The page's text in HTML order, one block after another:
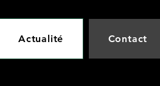
Actualité Contact